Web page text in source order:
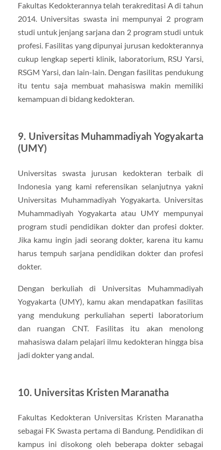
Fakultas Kedokterannya telah terakreditasi A di tahun
2014. Universitas swasta ini mempunyai 2 program
studi untuk jenjang sarjana dan 2 program studi untuk
profesi. Fasilitas yang dipunyai jurusan kedokterannya
cukup lengkap seperti klinik, laboratorium, RSU Yarsi,
RSGM Yarsi, dan lain-lain. Dengan fasilitas pendukung
itu tentu saja membuat mahasiswa makin memiliki
kemampuan di bidang kedokteran.
9. Universitas Muhammadiyah Yogyakarta
(UMY)
Universitas swasta jurusan kedokteran terbaik di
Indonesia yang kami referensikan selanjutnya yakni
Universitas Muhammadiyah Yogyakarta. Universitas
Muhammadiyah Yogyakarta atau UMY mempunyai
program studi pendidikan dokter dan profesi dokter.
Jika kamu ingin jadi seorang dokter, karena itu kamu
harus tempuh sarjana pendidikan dokter dan profesi
dokter.
Dengan berkuliah di Universitas Muhammadiyah
Yogyakarta (UMY), kamu akan mendapatkan fasilitas
yang mendukung perkuliahan seperti laboratorium
dan ruangan CNT. Fasilitas itu akan menolong
mahasiswa dalam pelajari ilmu kedokteran hingga bisa
jadi dokter yang andal.
10. Universitas Kristen Maranatha
Fakultas Kedokteran Universitas Kristen Maranatha
sebagai FK Swasta pertama di Bandung. Pendidikan di
kampus ini disokong oleh beberapa dokter sebagai